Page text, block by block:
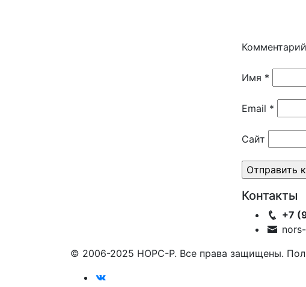
Комментарий
Имя *
Email *
Сайт
Контакты
+7
© 2006-2025 НОРС-Р. Все права защищены.